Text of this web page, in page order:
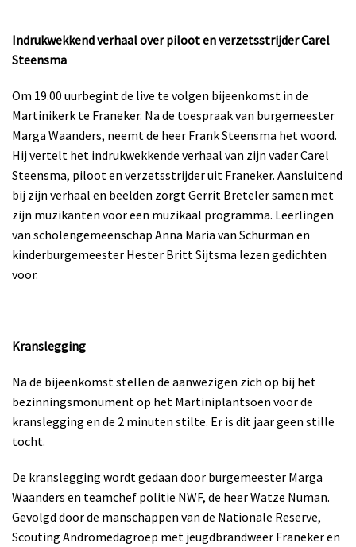
Indrukwekkend verhaal over piloot en verzetsstrijder Carel
Steensma
Om 19.00 uurbegint de live te volgen bijeenkomst in de
Martinikerk te Franeker. Na de toespraak van burgemeester
Marga Waanders, neemt de heer Frank Steensma het woord.
Hij vertelt het indrukwekkende verhaal van zijn vader Carel
Steensma, piloot en verzetsstrijder uit Franeker. Aansluitend
bij zijn verhaal en beelden zorgt Gerrit Breteler samen met
zijn muzikanten voor een muzikaal programma. Leerlingen
van scholengemeenschap Anna Maria van Schurman en
kinderburgemeester Hester Britt Sijtsma lezen gedichten
voor.
Kranslegging
Na de bijeenkomst stellen de aanwezigen zich op bij het
bezinningsmonument op het Martiniplantsoen voor de
kranslegging en de 2 minuten stilte. Er is dit jaar geen stille
tocht.
De kranslegging wordt gedaan door burgemeester Marga
Waanders en teamchef politie NWF, de heer Watze Numan.
Gevolgd door de manschappen van de Nationale Reserve,
Scouting Andromedagroep met jeugdbrandweer Franeker en